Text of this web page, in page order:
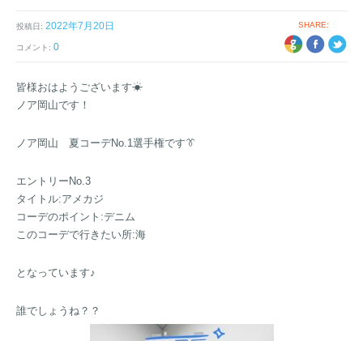
SHARE:
TWITTER
投稿日: 2022年7月20日
コメント: 0
皆様おはようございます☀
ノア岡山です！
ノア岡山 夏コーデNo.1選手権です👔
エントリーNo.3
タイトル:アメカジ
コーデのポイント:デニム
このコーデで行きたい所:海
となっています♪
誰でしょうね？？